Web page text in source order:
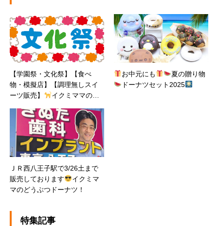
【学園祭・文化祭】【食べ
物・模擬店】【調理無しスイ
ーツ販売】
イクミママのど
お中元にも
夏の贈り物
ドーナツセット2025
ＪＲ西八王子駅で3/26土まで
販売しております
イクミマ
マのどうぶつドーナツ！
特集記事